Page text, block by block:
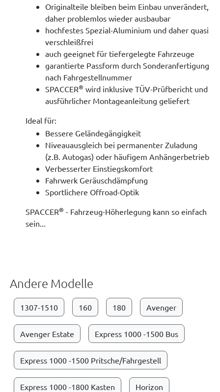
Originalteile bleiben beim Einbau unverändert,
daher problemlos wieder ausbaubar
hochfestes Spezial-Aluminium und daher quasi
verschleißfrei
auch geeignet für tiefergelegte Fahrzeuge
garantierte Passform durch Sonderanfertigung
nach Fahrgestellnummer
SPACCER® wird inklusive TÜV-Prüfbericht und
ausführlicher Montageanleitung geliefert
Ideal für:
Bessere Geländegängigkeit
Niveauausgleich bei permanenter Zuladung
(z.B. Autogas) oder häufigem Anhängerbetrieb
Verbesserter Einstiegskomfort
Fahrwerk Geräuschdämpfung
Sportlichere Offroad-Optik
SPACCER® - Fahrzeug-Höherlegung kann so einfach
sein...
Andere Modelle
1307-1510 160 180 Avenger
Avenger Estate Express 1000 -1500 Bus
Express 1000 -1500 Pritsche/Fahrgestell
Express 1000 -1800 Kasten Horizon